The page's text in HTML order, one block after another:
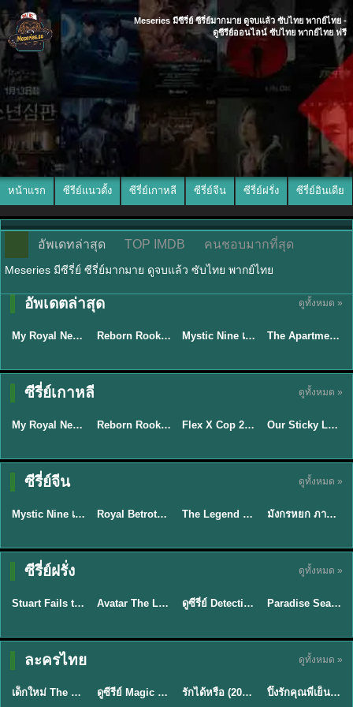
Meseries มีซีรี่ย์ ซีรี่ย์มากมาย ดูจบแล้ว ซับไทย พากย์ไทย -
ดูซีรีย์ออนไลน์ ซับไทย พากย์ไทย ฟรี
หน้าแรก ซีรีย์แนวตั้ง ซีรี่ย์เกาหลี ซีรี่ย์จีน ซีรี่ย์ฝรั่ง ซีรี่ย์อินเดีย
อัพเดทล่าสุด TOP IMDB คนชอบมากที่สุด
Meseries มีซีรี่ย์ ซีรี่ย์มากมาย ดูจบแล้ว ซับไทย พากย์ไทย
อัพเดตล่าสุด ดูทั้งหมด »
★ 8.9
ซับไทย
My Royal Nemesis ศัตรูหัวใจ นางร้ายวังหลวง (2026) พากย์ไทย ซับไทย EP.1-14 ★8.1 Reborn Rookie มือใหม่หัดแค้น (2026) พากย์ไทย ซับไทย EP.1-12 ★9
พากย์ไทย/ซับ
Mystic Nine เก้าสกุล (2026) พากย์ไทย ซับไทย EP.1-30 ★5.3
พากย์ไทย
The Apartment Job (2026) ท่านประธานกำมะลอ พากย์ไทย ซับไทย EP1-12
ซีรี่ย์เกาหลี ดูทั้งหมด »
★ 8.9
ซับไทย
My Royal Nemesis ศัตรูหัวใจ นางร้ายวังหลวง (2026) พากย์ไทย ซับไทย EP.1-14 ★8.1 Reborn Rookie มือใหม่หัดแค้น (2026) พากย์ไทย ซับไทย EP.1-12 ★8 Flex X Cop 2 คุณชายสายสืบ ซีซั่น 2 (2026) พากย์ไทย ซับไทย EP.1-14 ★6
ซับไทย
Our Sticky Love รักติดหนึบ (2026) พากย์ไทย ซับไทย EP.1-12
ซีรี่ย์จีน ดูทั้งหมด »
★9
พากย์ไทย/ซับ
ไทย
Mystic Nine เก้าสกุล (2026) พากย์ไทย ซับไทย EP.1-30 ★9 Royal Betrothal (2026) สัญญาวิวาห์แห่งราชวงศ์ พากย์ไทย ซับไทย EP1-32 ★8.5 The Legend of ShenLi ปฐพีไร้พ่าย (2024) พากย์ไทย ซับไทย EP.1-39 ★8
พากย์ไทย
มังกรหยก ภาคมารบูรพาและพิษประจิม Duel on Mount Hua พากย์ไทย
ซีรี่ย์ฝรั่ง ดูทั้งหมด »
★9.3
พากย์ไทย
Stuart Fails to Save the Universe สจ๊วตล่มแผนกู้จักรวาล (2026) พากย์ไทย ซับไทย EP.1-10 ★7.8 EP.7Avatar The Last Airbender 2 เณรน้อยเจ้าอภินิหาร พากย์ไทย EP.9ดูซีรี่ย์ Detective Hole (2026) พากย์ไทย HD ฟรี อัปเดตล่าสุด Netflix EP.8
พากย์ไทย
Paradise Season 2 (2026) พากย์ไทย EP1-8 ดูซีรี่ย์ฝรั่ง HD ครบทุกตอน
ละครไทย ดูทั้งหมด »
★ 8 EP.6
พากย์ไทย
เด็กใหม่ The Reset 2026 EP1-6 พากย์ไทย ดูซีรี่ย์ Netflix ล่าสุด HD ดูซีรีย์ Magic Move (2026) ทำนายทายรัก Thai EP.1-10 HD รักได้หรือ (2026) YOUNG Let's Begin Again พากย์ไทย EP.1-19 ★8
พากย์ไทย
ปิ๊งรักคุณพี่เย็นชา (2026) Frozen Valentine EP.1-10 (จบ)